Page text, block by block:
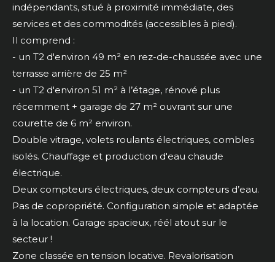
indépendants, situé à proximité immédiate, des
services et des commodités (accessibles à pied).
Il comprend :
- un T2 d'environ 49 m² en rez-de-chaussée avec une
terrasse arrière de 25 m²
- un T2 d'environ 51 m² à l’étage, rénové plus
récemment + garage de 27 m² ouvrant sur une
courette de 6 m² environ.
Double vitrage, volets roulants électriques, combles
isolés. Chauffage et production d'eau chaude
électrique.
Deux compteurs électriques, deux compteurs d’eau.
Pas de copropriété. Configuration simple et adaptée
à la location. Garage spacieux, réél atout sur le
secteur !
Zone classée en tension locative. Revalorisation